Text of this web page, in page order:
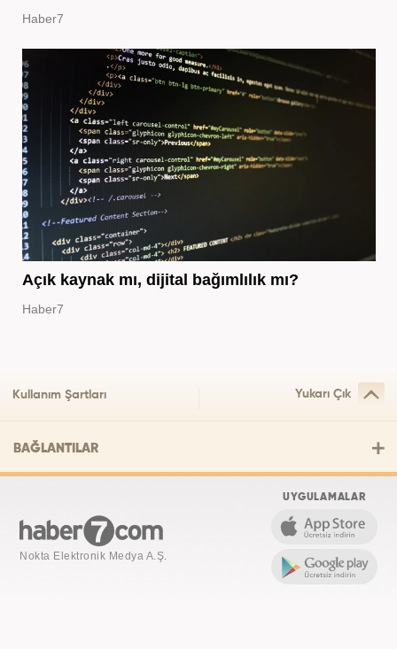
Haber7
Açık kaynak mı, dijital bağımlılık mı?
Haber7
Kullanım Şartları Yukarı Çık
BAĞLANTILAR
Nokta Elektronik Medya A.Ş.
UYGULAMALAR